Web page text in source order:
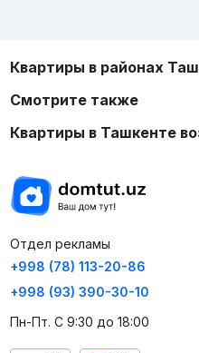
Квартиры в районах
Смотрите также
Квартиры в Ташкенте
Отдел рекламы
+998 (78) 113-20-86
+998 (93) 390-30-10
Пн-Пт. С 9:30 до 18:00